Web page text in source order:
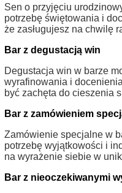
Sen o przyjęciu
potrzebę świętowania i
że zasługujesz na chwilę
Bar z degustacją win
Degustacja win w barze
wyrafinowania i
być zachęta do cieszenia
Bar z zamówieniem
Zamówienie specjalne w
potrzebę wyjątkowości i
na wyrażenie siebie w
Bar z nieoczekiwanymi